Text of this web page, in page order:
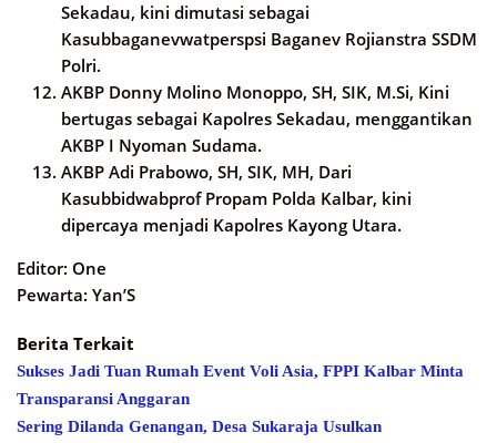
Sekadau, kini dimutasi sebagai
Kasubbaganevwatperspsi Baganev Rojianstra SSDM
Polri.
AKBP Donny Molino Monoppo, SH, SIK, M.Si, Kini
bertugas sebagai Kapolres Sekadau, menggantikan
AKBP I Nyoman Sudama.
AKBP Adi Prabowo, SH, SIK, MH, Dari
Kasubbidwabprof Propam Polda Kalbar, kini
dipercaya menjadi Kapolres Kayong Utara.
Editor: One
Pewarta: Yan’S
Berita Terkait
Sukses Jadi Tuan Rumah Event Voli Asia, FPPI Kalbar Minta
Transparansi Anggaran
Sering Dilanda Genangan, Desa Sukaraja Usulkan